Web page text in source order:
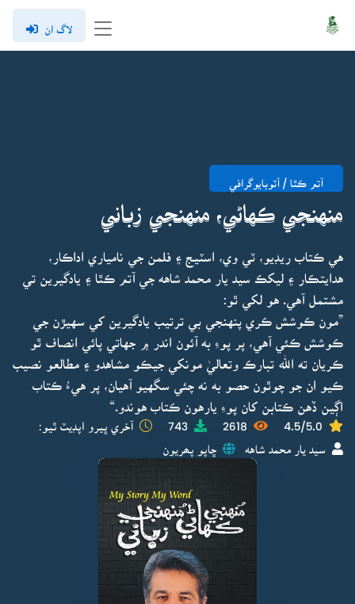
لاگ ان
آتم ڪٿا / آٽوبايوگرافي
منهنجي ڪهاڻي، منهنجي زباني
هي ڪتاب ريڊيو، ٽي وي، اسٽيج ۽ فلمن جي نامياري اداڪار،
هدايتڪار ۽ ليکڪ سيد يار محمد شاهه جي آتم ڪٿا ۽ يادگيرين تي
مشتمل آهي. هو لکي ٿو:
”مون ڪوشش ڪري پنهنجي بي ترتيب يادگيرين کي سهيڙن جي
ڪوشش ڪئي آهي، پر پوءِ به آئون اندر ۾ جهاتي پائي انصاف ٿو
ڪريان ته الله تبارڪ وتعاليٰ مونکي جيڪو مشاهدو ۽ مطالعو نصيب
ڪيو ان جو چوٿون حصو به نه چئي سگهيو آهيان، پر هيءُ ڪتاب
اڳين ڏهن ڪتابن کان پوءِ يارهون ڪتاب هوندو.“
4.5/5.0
2618
743 آخري ڀيرو اپڊيٽ ٿيو:
سيد يار محمد شاهه ڇاپو پھريون